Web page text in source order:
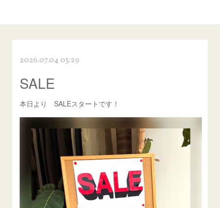
2026.07.04 03:29
SALE
本日より SALEスタートです！